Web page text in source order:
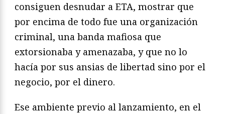
consiguen desnudar a ETA, mostrar que
por encima de todo fue una organización
criminal, una banda mafiosa que
extorsionaba y amenazaba, y que no lo
hacía por sus ansias de libertad sino por el
negocio, por el dinero.
Ese ambiente previo al lanzamiento, en el